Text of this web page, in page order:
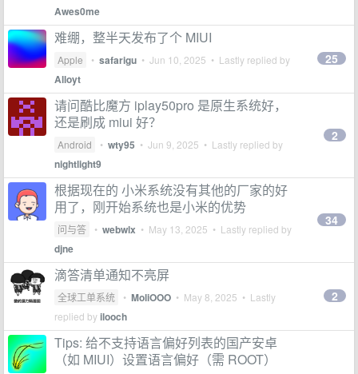
Awes0me
难绷，整半天发布了个 MIUI
Apple • safarigu • Jun 10, 2025 • Lastly replied by
Alloyt
25
请问酷比魔方 iplay50pro 是原生系统好，
还是刷成 miui 好？
Android • wty95 • Jun 9, 2025 • Lastly replied by
nightlight9
2
根据现在的 小米系统没有其他的厂家的好
用了，刚开始系统也是小米的优势
问与答 • webwlx • May 13, 2025 • Lastly replied by
djne
34
滴答清单通知不亮屏
全球工单系统 • MoliOOO • May 8, 2025 • Lastly
replied byilooch
2
Tips: 给不支持语言偏好列表的国产安卓
（如 MIUI）设置语言偏好（需 ROOT）